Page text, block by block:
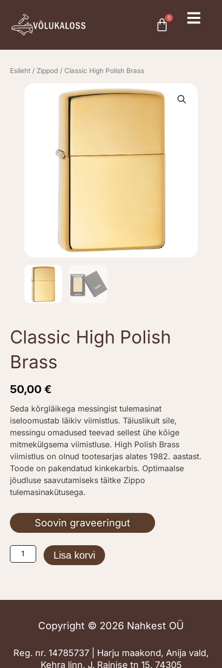
content
0
Cart
Esileht / Zippod / Classic High Polish Brass
Classic High Polish
Brass
50,00 €
Seda kõrgläikega messingist tulemasinat
iseloomustab läikiv viimistlus. Täiuslikult sile,
messingu omadused teevad sellest ühe kõige
mitmekülgsema viimistluse. High Polish Brass
viimistlus on olnud tootesarjas alates 1982. aastast.
Toode on pakendatud kinkekarbis. Optimaalse
jõudluse saavutamiseks täitke Zippo
tulemasinakütusega.
Soovin graveeringut
Classic
High
kogus
Lisa korvi
Copyright © 2026 Nahkest OÜ
Reg. nr. 14785737 | Harju maakond, Anija vald,
Kehra linn, J. Rainise tn 15, 74305